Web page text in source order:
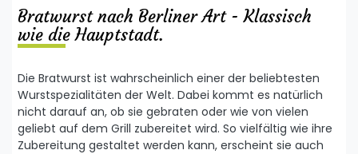
Bratwurst nach Berliner Art - Klassisch
wie die Hauptstadt.
Die Bratwurst ist wahrscheinlich einer der beliebtesten
Wurstspezialitäten der Welt. Dabei kommt es natürlich
nicht darauf an, ob sie gebraten oder wie von vielen
geliebt auf dem Grill zubereitet wird. So vielfältig wie ihre
Zubereitung gestaltet werden kann, erscheint sie auch